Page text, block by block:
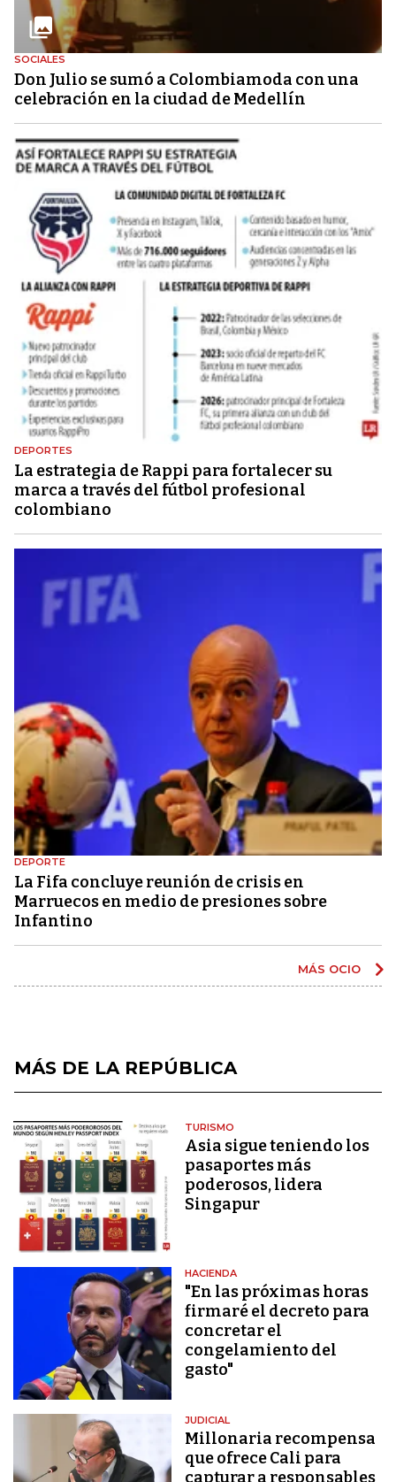
SOCIALES
Don Julio se sumó a Colombiamoda con una
celebración en la ciudad de Medellín
DEPORTES
La estrategia de Rappi para fortalecer su
marca a través del fútbol profesional
colombiano
DEPORTE
La Fifa concluye reunión de crisis en
Marruecos en medio de presiones sobre
Infantino
MÁS OCIO
MÁS DE LA REPÚBLICA
TURISMO
Asia sigue teniendo los
pasaportes más
poderosos, lidera
Singapur
HACIENDA
"En las próximas horas
firmaré el decreto para
concretar el
congelamiento del
gasto"
JUDICIAL
Millonaria recompensa
que ofrece Cali para
capturar a responsables